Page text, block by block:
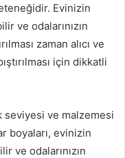
Evinizin
ve odalarınızın
zaman alıcı ve
için dikkatli
seviyesi ve malzemesi
boyaları, evinizin
ve odalarınızın